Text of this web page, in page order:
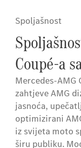
Spoljašnost
Coupé-a
Mercedes-AMG
zahtjeve AMG
jasnoća,
optimizirani
iz svijeta moto
širu publiku.